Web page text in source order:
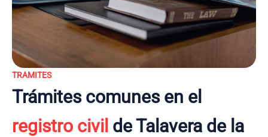
TRAMITES
Trámites comunes en el
registro civil de Talavera de la